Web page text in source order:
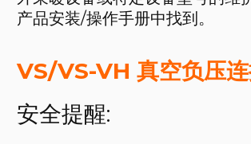
产品安装/操作手册中找到。
VS/VS-VH 真空负压
安全提醒: